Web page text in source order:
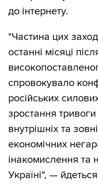
до інтернету.
"Частина цих
останні місяці
спровокувало
російських
зростання
внутрішніх та
економічних
інакомислення та
Україні", —